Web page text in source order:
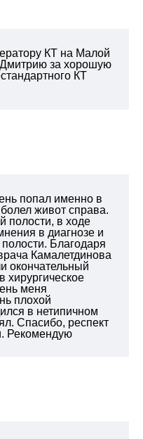
КТ на Малой
за хорошую
КТ
попал именно в
живот справа.
полости, в ходе
в диагнозе и
Благодаря
Камалетдинова
окончательный
хирургическое
меня
плохой
в нетипичном
Спасибо, респект
Рекомендую